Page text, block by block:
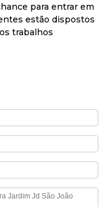
para entrar em
estão dispostos
trabalhos